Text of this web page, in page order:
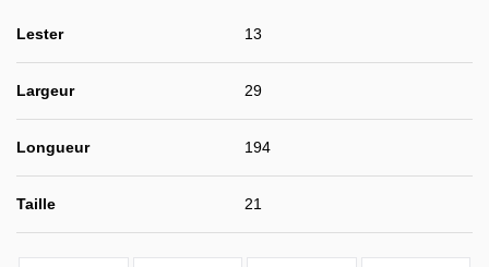
Lester 13
Largeur 29
Longueur 194
Taille 21